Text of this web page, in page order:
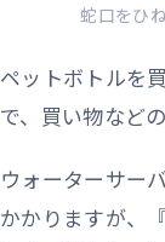
蛇口をひ
ペットボトルを
で、買い物など
ウォーターサー
かかりますが、